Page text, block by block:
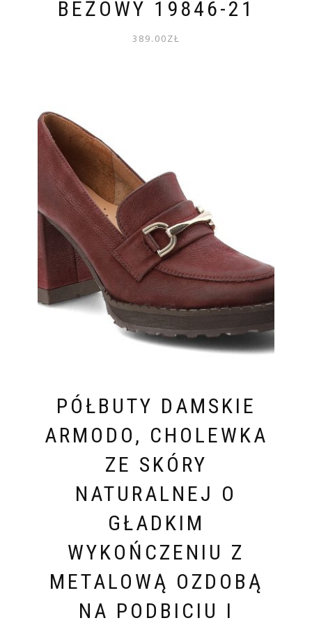
BEŻOWY 19846-21
389.00ZŁ
PÓŁBUTY DAMSKIE
ARMODO, CHOLEWKA
ZE SKÓRY
NATURALNEJ O
GŁADKIM
WYKOŃCZENIU Z
METALOWĄ OZDOBĄ
NA PODBICIU I